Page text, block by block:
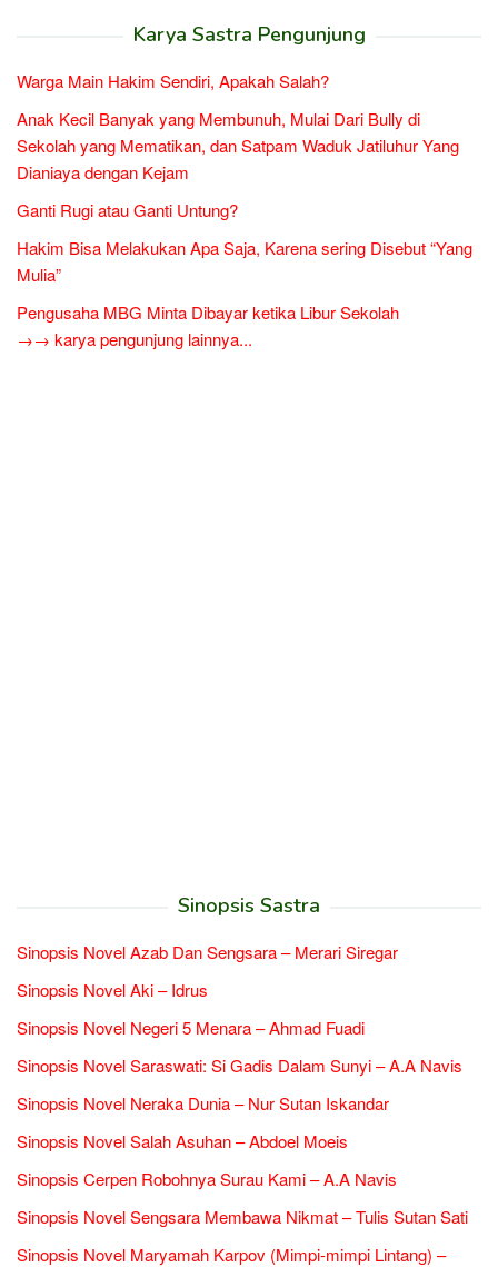
Karya Sastra Pengunjung
Warga Main Hakim Sendiri, Apakah Salah?
Anak Kecil Banyak yang Membunuh, Mulai Dari Bully di
Sekolah yang Mematikan, dan Satpam Waduk Jatiluhur Yang
Dianiaya dengan Kejam
Ganti Rugi atau Ganti Untung?
Hakim Bisa Melakukan Apa Saja, Karena sering Disebut “Yang
Mulia”
Pengusaha MBG Minta Dibayar ketika Libur Sekolah
→→ karya pengunjung lainnya...
Sinopsis Sastra
Sinopsis Novel Azab Dan Sengsara – Merari Siregar
Sinopsis Novel Aki – Idrus
Sinopsis Novel Negeri 5 Menara – Ahmad Fuadi
Sinopsis Novel Saraswati: Si Gadis Dalam Sunyi – A.A Navis
Sinopsis Novel Neraka Dunia – Nur Sutan Iskandar
Sinopsis Novel Salah Asuhan – Abdoel Moeis
Sinopsis Cerpen Robohnya Surau Kami – A.A Navis
Sinopsis Novel Sengsara Membawa Nikmat – Tulis Sutan Sati
Sinopsis Novel Maryamah Karpov (Mimpi-mimpi Lintang) –